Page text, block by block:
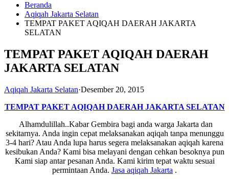
HUBUNGI
KAMI
0823
6713
Beranda
Aqiqah Jakarta Selatan
TEMPAT PAKET AQIQAH DAERAH JAKARTA
SELATAN
TEMPAT PAKET AQIQAH DAERAH
JAKARTA SELATAN
Aqiqah Jakarta Selatan·Desember 20, 2015
TEMPAT PAKET AQIQAH DAERAH JAKARTA SELATAN
Alhamdulillah..Kabar Gembira bagi anda warga Jakarta dan
sekitarnya. Anda ingin cepat melaksanakan aqiqah tanpa menunggu
3-4 hari? Atau Anda lupa harus segera melaksanakan aqiqah karena
kesibukan Anda? Kami bisa melayani dengan cehkan besoknya pun
Kami siap antar pesanan Anda. Kami kirim tepat waktu sesuai
permintaan Anda. Jasa aqiqah Jakarta .